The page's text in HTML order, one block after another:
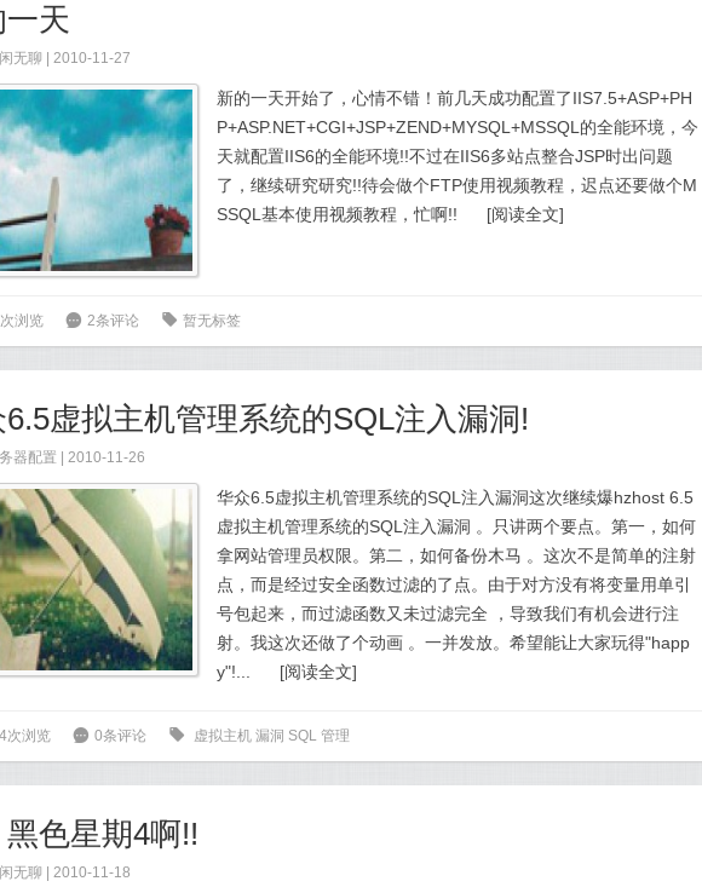
天
无聊 | 2010-11-27
新的一天开始了，心情不错！前几天成功配置了IIS7.5+ASP+PH
P+ASP.NET+CGI+JSP+ZEND+MYSQL+MSSQL的全能环境，今
天就配置IIS6的全能环境!!不过在IIS6多站点整合JSP时出问题
了，继续研究研究!!待会做个FTP使用视频教程，迟点还要做个M
SSQL基本使用视频教程，忙啊!!
[阅读全文]
浏览 6 2条评论 0 暂无标签
虚拟主机管理系统的SQL注入漏洞!
器配置 | 2010-11-26
华众6.5虚拟主机管理系统的SQL注入漏洞这次继续爆hzhost 6.5
虚拟主机管理系统的SQL注入漏洞 。只讲两个要点。第一，如何
拿网站管理员权限。第二，如何备份木马 。这次不是简单的注射
点，而是经过安全函数过滤的了点。由于对方没有将变量用单引
号包起来，而过滤函数又未过滤完全 ，导致我们有机会进行注
射。我这次还做了个动画 。一并发放。希望能让大家玩得"happ
y"!...
[阅读全文]
次浏览 6 0条评论 0 虚拟主机 漏洞 SQL 管理
色星期4啊!!
无聊 | 2010-11-18